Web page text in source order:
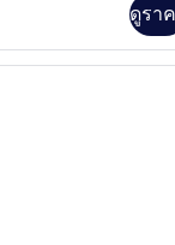
ดูรา
วีท, 1 ห้องนอน | 1 ห้องน